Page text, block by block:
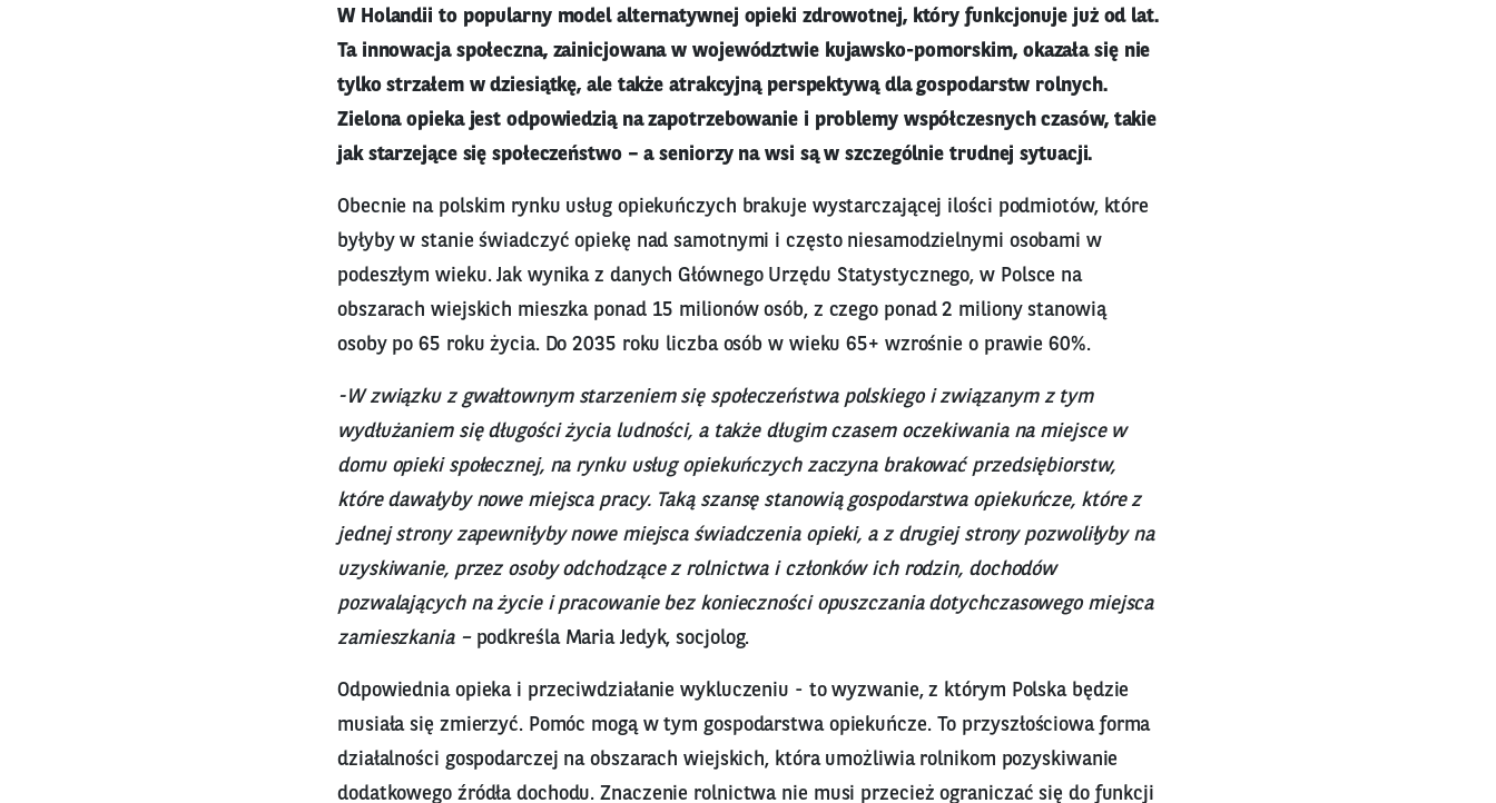
W Holandii to popularny model alternatywnej opieki zdrowotnej, który funkcjonuje już od lat.
Ta innowacja społeczna, zainicjowana w województwie kujawsko-pomorskim, okazała się nie
tylko strzałem w dziesiątkę, ale także atrakcyjną perspektywą dla gospodarstw rolnych.
Zielona opieka jest odpowiedzią na zapotrzebowanie i problemy współczesnych czasów, takie
jak starzejące się społeczeństwo – a seniorzy na wsi są w szczególnie trudnej sytuacji.
Obecnie na polskim rynku usług opiekuńczych brakuje wystarczającej ilości podmiotów, które
byłyby w stanie świadczyć opiekę nad samotnymi i często niesamodzielnymi osobami w
podeszłym wieku. Jak wynika z danych Głównego Urzędu Statystycznego, w Polsce na
obszarach wiejskich mieszka ponad 15 milionów osób, z czego ponad 2 miliony stanowią
osoby po 65 roku życia. Do 2035 roku liczba osób w wieku 65+ wzrośnie o prawie 60%.
-W związku z gwałtownym starzeniem się społeczeństwa polskiego i związanym z tym
wydłużaniem się długości życia ludności, a także długim czasem oczekiwania na miejsce w
domu opieki społecznej, na rynku usług opiekuńczych zaczyna brakować przedsiębiorstw,
które dawałyby nowe miejsca pracy. Taką szansę stanowią gospodarstwa opiekuńcze, które z
jednej strony zapewniłyby nowe miejsca świadczenia opieki, a z drugiej strony pozwoliłyby na
uzyskiwanie, przez osoby odchodzące z rolnictwa i członków ich rodzin, dochodów
pozwalających na życie i pracowanie bez konieczności opuszczania dotychczasowego miejsca
zamieszkania –podkreśla Maria Jedyk, socjolog.
Odpowiednia opieka i przeciwdziałanie wykluczeniu - to wyzwanie, z którym Polska będzie
musiała się zmierzyć. Pomóc mogą w tym gospodarstwa opiekuńcze. To przyszłościowa forma
działalności gospodarczej na obszarach wiejskich, która umożliwia rolnikom pozyskiwanie
dodatkowego źródła dochodu. Znaczenie rolnictwa nie musi przecież ograniczać się do funkcji